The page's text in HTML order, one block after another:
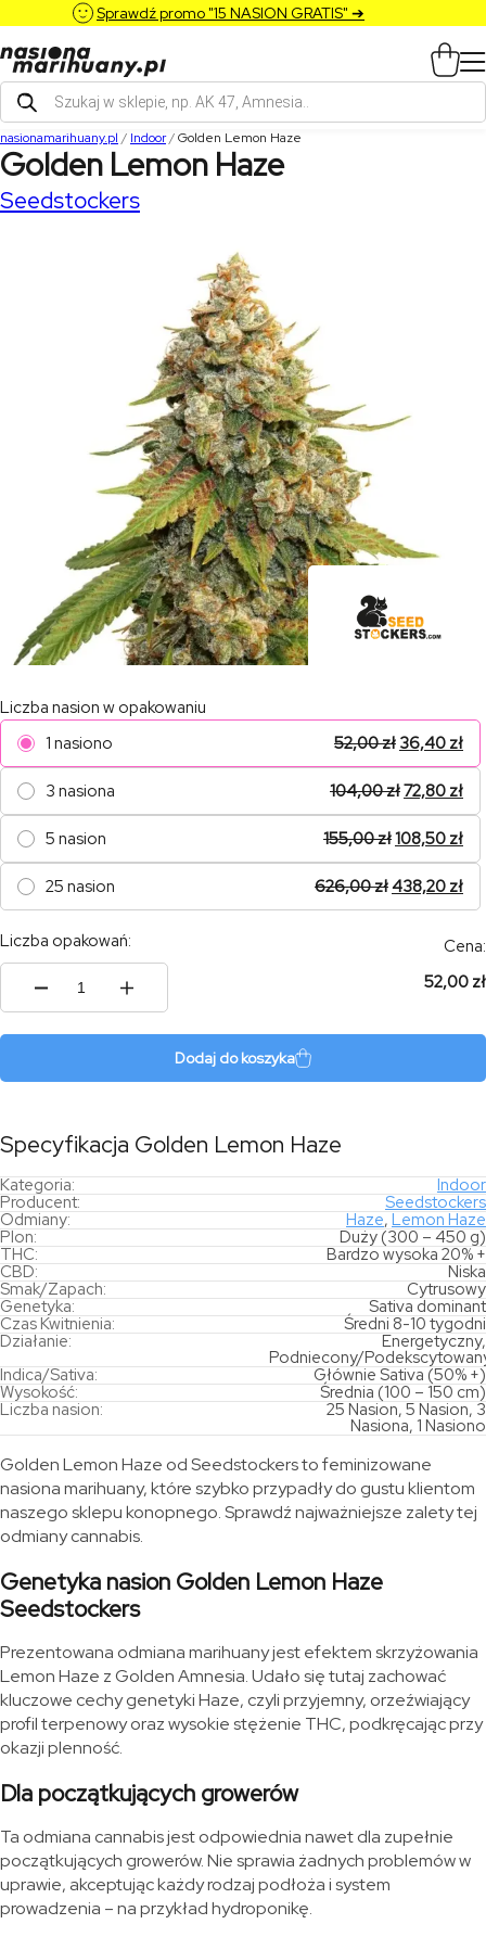
Sprawdź promo "15 NASION GRATIS" ➔
Wyszukiwarka
produktów
nasionamarihuany.pl / Indoor/Golden Lemon Haze
Golden Lemon Haze
Seedstockers
Liczba nasion w opakowaniu
1 nasiono
52,00zł 36,40 zł
3 nasiona 104,00zł72,80 zł
5 nasion 155,00zł108,50 zł
25 nasion 626,00zł438,20 zł
Liczba opakowań:
ilość
Cena:
52,00 zł
Dodaj do koszyka
Specyfikacja Golden Lemon Haze
Kategoria:
Indoor
Producent:
Seedstockers
Odmiany:
Haze, Lemon Haze
Plon:
Duży (300 – 450 g)
THC:
Bardzo wysoka 20% +
CBD:
Niska
Smak/Zapach:
Cytrusowy
Genetyka:
Sativa dominant
Czas Kwitnienia:
Średni 8-10 tygodni
Działanie:
Energetyczny,
Podniecony/
Indica/Sativa:
Głównie Sativa (50% +)
Wysokość:
Średnia (100 – 150 cm)
Liczba nasion:
25 Nasion, 5 Nasion, 3
Nasiona, 1 Nasiono
Golden Lemon Haze od Seedstockers to feminizowane
nasiona marihuany, które szybko przypadły do gustu klientom
naszego sklepu konopnego. Sprawdź najważniejsze zalety tej
odmiany cannabis.
Genetyka nasion Golden Lemon Haze
Seedstockers
Prezentowana odmiana marihuany jest efektem skrzyżowania
Lemon Haze z Golden Amnesia. Udało się tutaj zachować
kluczowe cechy genetyki Haze, czyli przyjemny, orzeźwiający
profil terpenowy oraz wysokie stężenie THC, podkręcając przy
okazji plenność.
Dla początkujących growerów
Ta odmiana cannabis jest odpowiednia nawet dla zupełnie
początkujących growerów. Nie sprawia żadnych problemów w
uprawie, akceptując każdy rodzaj podłoża i system
prowadzenia – na przykład hydroponikę.